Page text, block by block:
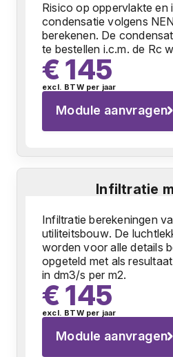
Risico op oppervlakte en
condensatie volgens
berekenen. De
te bestellen i.c.m. de Rc
€ 145
excl. BTW per jaar
Module aanvragen
Infiltratie
Infiltratie berekeningen
utiliteitsbouw. De
worden voor alle details
opgeteld met als
in dm3/s per m2.
€ 145
excl. BTW per jaar
Module aanvragen